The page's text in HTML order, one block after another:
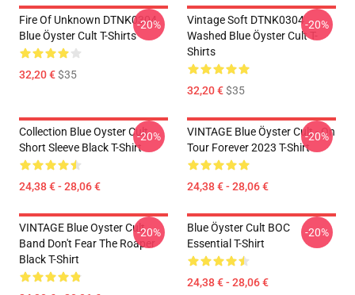
Fire Of Unknown DTNK0304
Blue Öyster Cult T-Shirts
32,20 €$35
-20%
Vintage Soft DTNK0304
Washed Blue Öyster Cult T-
Shirts
32,20 €$35
-20%
Collection Blue Oyster Cult
Short Sleeve Black T-Shirt
24,38 € - 28,06 €
-20%
VINTAGE Blue Öyster Cult - On
Tour Forever 2023 T-Shirt
24,38 € - 28,06 €
-20%
VINTAGE Blue Oyster Cult
Band Don't Fear The Roaper
Black T-Shirt
-20%
Blue Öyster Cult BOC
Essential T-Shirt
24,38 € - 28,06 €
-20%